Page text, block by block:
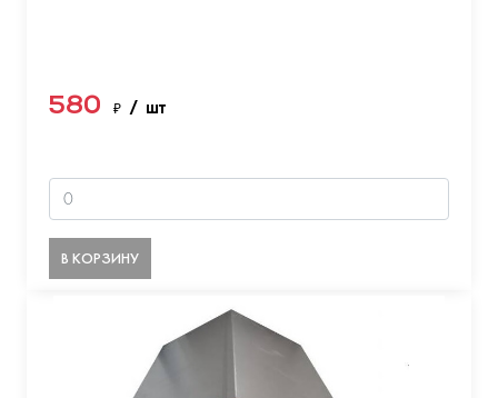
580 ₽ / шт
В КОРЗИНУ